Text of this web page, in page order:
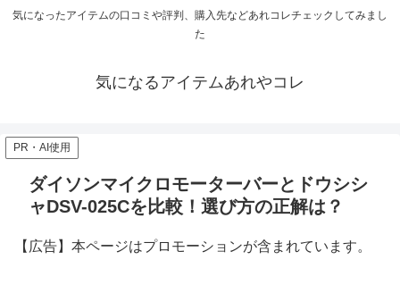
気になったアイテムの口コミや評判、購入先などあれコレチェックしてみまし
た
気になるアイテムあれやコレ
PR・AI使用
ダイソンマイクロモーターバーとドウシシ
ャDSV-025Cを比較！選び方の正解は？
【広告】本ページはプロモーションが含まれています。